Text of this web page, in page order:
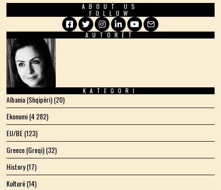
ABOUT US
FOLLOW
Facebook
TwitterInstagram
LinkedIn
YouTube
Email
AUTORËT
KATEGORI
Albania (Shqipëri)(20)
Ekonomi(4 282)
EU/BE(123)
Greece (Greqi)(32)
History(17)
Kulturë(14)